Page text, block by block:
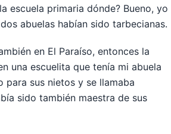
escuela primaria dónde? Bueno, yo
abuelas habían sido tarbecianas.
en El Paraíso, entonces la
una escuelita que tenía mi abuela
para sus nietos y se llamaba
sido también maestra de sus